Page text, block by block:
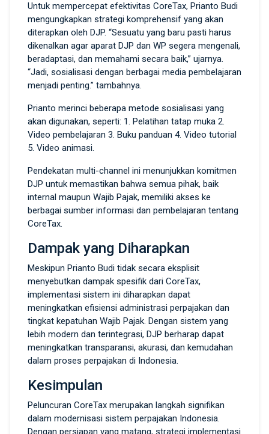
Untuk mempercepat efektivitas CoreTax, Prianto Budi
mengungkapkan strategi komprehensif yang akan
diterapkan oleh DJP. “Sesuatu yang baru pasti harus
dikenalkan agar aparat DJP dan WP segera mengenali,
beradaptasi, dan memahami secara baik,” ujarnya.
“Jadi, sosialisasi dengan berbagai media pembelajaran
menjadi penting.” tambahnya.
Prianto merinci beberapa metode sosialisasi yang
akan digunakan, seperti: 1. Pelatihan tatap muka 2.
Video pembelajaran 3. Buku panduan 4. Video tutorial
5. Video animasi.
Pendekatan multi-channel ini menunjukkan komitmen
DJP untuk memastikan bahwa semua pihak, baik
internal maupun Wajib Pajak, memiliki akses ke
berbagai sumber informasi dan pembelajaran tentang
CoreTax.
Dampak yang Diharapkan
Meskipun Prianto Budi tidak secara eksplisit
menyebutkan dampak spesifik dari CoreTax,
implementasi sistem ini diharapkan dapat
meningkatkan efisiensi administrasi perpajakan dan
tingkat kepatuhan Wajib Pajak. Dengan sistem yang
lebih modern dan terintegrasi, DJP berharap dapat
meningkatkan transparansi, akurasi, dan kemudahan
dalam proses perpajakan di Indonesia.
Kesimpulan
Peluncuran CoreTax merupakan langkah signifikan
dalam modernisasi sistem perpajakan Indonesia.
Dengan persiapan yang matang, strategi implementasi